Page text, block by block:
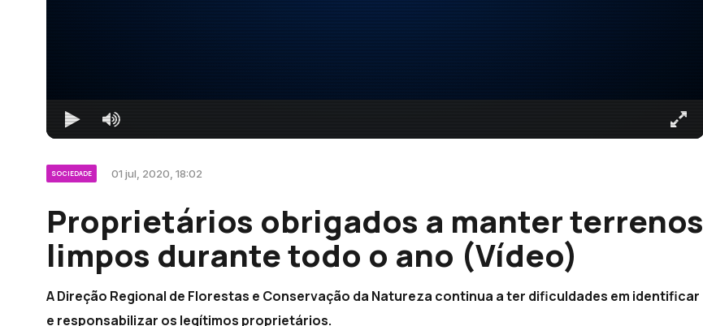
SOCIEDADE 01 jul, 2020, 18:02
Proprietários obrigados a manter terrenos
limpos durante todo o ano (Vídeo)
A Direção Regional de Florestas e Conservação da Natureza continua a ter dificuldades em identificar
e responsabilizar os legítimos proprietários.